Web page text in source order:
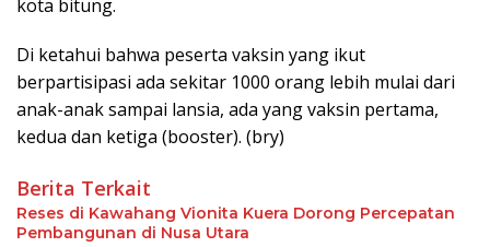
kota bitung.
Di ketahui bahwa peserta vaksin yang ikut
berpartisipasi ada sekitar 1000 orang lebih mulai dari
anak-anak sampai lansia, ada yang vaksin pertama,
kedua dan ketiga (booster). (bry)
Berita Terkait
Reses di Kawahang Vionita Kuera Dorong Percepatan
Pembangunan di Nusa Utara